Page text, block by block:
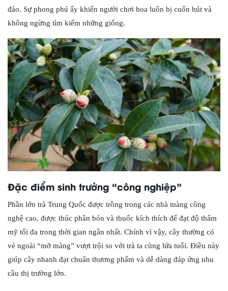
đáo. Sự phong phú ấy khiến người chơi hoa luôn bị cuốn hút và
không ngừng tìm kiếm những giống.
Đặc điểm sinh trưởng “công nghiệp”
Phần lớn trà Trung Quốc được trồng trong các nhà màng công
nghệ cao, được thúc phân bón và thuốc kích thích để đạt độ thẩm
mỹ tối đa trong thời gian ngắn nhất. Chính vì vậy, cây thường có
vẻ ngoài “mỡ màng” vượt trội so với trà ta cùng lứa tuổi. Điều này
giúp cây nhanh đạt chuẩn thương phẩm và dễ dàng đáp ứng nhu
cầu thị trường lớn.